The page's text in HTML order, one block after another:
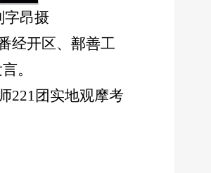
字昂摄
经开区、鄯善工
。
221团实地观摩考